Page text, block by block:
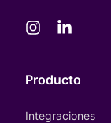
Producto
Integraciones